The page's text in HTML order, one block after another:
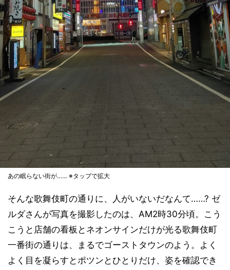
あの眠らない街が…… ※タップで拡大
そんな歌舞伎町の通りに、人がいないだなんて……? ゼ
ルダさんが写真を撮影したのは、AM2時30分頃。こう
こうと店舗の看板とネオンサインだけが光る歌舞伎町
一番街の通りは、まるでゴーストタウンのよう。よく
よく目を凝らすとポツンとひとりだけ、姿を確認でき